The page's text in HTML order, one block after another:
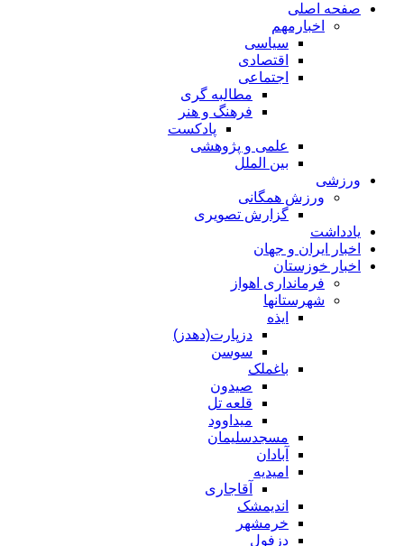
صفحه اصلی
اخبارمهم
سیاسی
اقتصادی
اجتماعی
مطالبه گری
فرهنگ و هنر
پادکست
علمی و پژوهشی
بین الملل
ورزشی
ورزش همگانی
گزارش تصویری
یادداشت
اخبار ایران و جهان
اخبار خوزستان
فرمانداری اهواز
شهرستانها
ایذه
دزپارت(دهدز)
سوسن
باغملک
صیدون
قلعه تل
میداوود
مسجدسلیمان
آبادان
امیدیه
آقاجاری
اندیمشک
خرمشهر
دزفول